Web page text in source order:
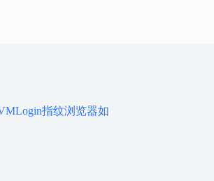
指纹浏览器如